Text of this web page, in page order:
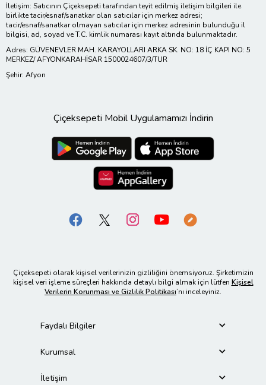
İletişim: Satıcının Çiçeksepeti tarafından teyit edilmiş iletişim bilgileri ile
birlikte tacir/esnaf/sanatkar olan satıcılar için merkez adresi;
tacir/esnaf/sanatkar olmayan satıcılar için merkez adresinin bulunduğu il
bilgisi, ad, soyad ve T.C. kimlik numarası kayıt altında bulunmaktadır.
Adres: GÜVENEVLER MAH. KARAYOLLARI ARKA SK. NO: 18 İÇ KAPI NO: 5
MERKEZ/ AFYONKARAHİSAR 1500024607/3/TUR
Şehir: Afyon
Çiçeksepeti Mobil Uygulamamızı İndirin
Çiçeksepeti olarak kişisel verilerinizin gizliliğini önemsiyoruz. Şirketimizin
kişisel veri işleme süreçleri hakkında detaylı bilgi almak için lütfen Kişisel
Verilerin Korunması ve Gizlilik Politikası’nı inceleyiniz.
Faydalı Bilgiler
Kurumsal
İletişim